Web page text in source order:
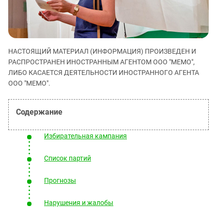
ЗАСТАВЛЯЕТ
КАВКАЗ ЗА ПАЛЕСТИНУ
ИНАКОМЫСЛИЕ В ЧЕЧНЕ
ПРЕСЛЕДОВАНИЕ АКТИВИСТОВ
МОБИЛИЗАЦИЯ И ПРОТЕСТЫ
Дагестан
Ингушетия
Кабардино-Балкария
Калмыкия
Краснодарский край
Нагорный Карабах
Российская Федерация
Ростовская область
Северная Осетия - Алания
СКФО
Ставропольский край
Чечня
Южная Осетия
НАСТОЯЩИЙ МАТЕРИАЛ (ИНФОРМАЦИЯ) ПРОИЗВЕДЕН И
РАСПРОСТРАНЕН ИНОСТРАННЫМ АГЕНТОМ ООО "МЕМО",
ЛИБО КАСАЕТСЯ ДЕЯТЕЛЬНОСТИ ИНОСТРАННОГО АГЕНТА
ООО "МЕМО".
Избирательная кампания
Список партий
Прогнозы
Нарушения и жалобы